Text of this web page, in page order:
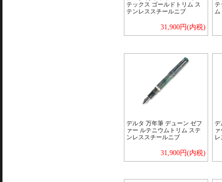
テックス ゴールドトリム ス
テンレススチールニブ
31,900円(内税)
テ
ム
デルタ 万年筆 デューン ゼフ
ァー ルテニウムトリム ステ
ンレススチールニブ
31,900円(内税)
デ
レ